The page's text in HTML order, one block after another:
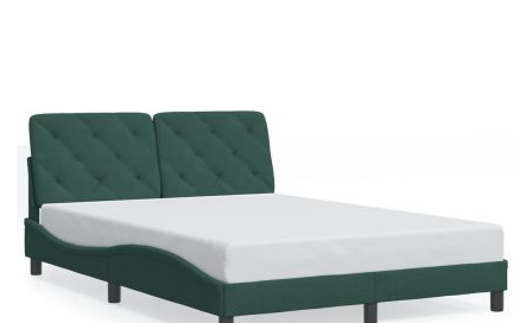
Acest tabel are caracter informativ. Adăugați produsul în
coșul de cumpărături unde veți putea selecta detaliile
cererii de creditare.
Предоставената таблица е с информационна цел.
Добавете продукта в количката си с бутона "Добави в
количката" и при поръчка ще можете да изберете броя
вноски на кредита.
Предоставената таблица е с информационна цел.